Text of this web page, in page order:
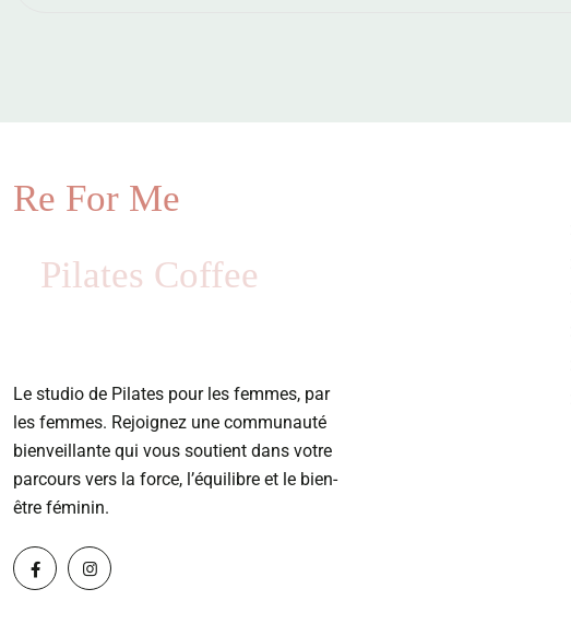
Re For Me
Pilates Coffee
Le studio de Pilates pour les femmes, par
les femmes. Rejoignez une communauté
bienveillante qui vous soutient dans votre
parcours vers la force, l’équilibre et le bien-
être féminin.